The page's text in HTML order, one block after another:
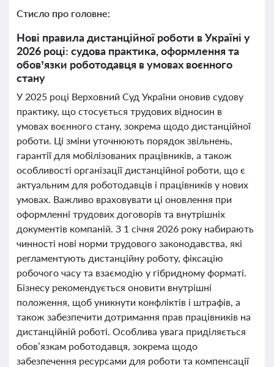
Стисло про головне:
Нові правила дистанційної роботи в Україні у
2026 році: судова практика, оформлення та
обов’язки роботодавця в умовах воєнного
стану
У 2025 році Верховний Суд України оновив судову
практику, що стосується трудових відносин в
умовах воєнного стану, зокрема щодо дистанційної
роботи. Ці зміни уточнюють порядок звільнень,
гарантії для мобілізованих працівників, а також
особливості організації дистанційної роботи, що є
актуальним для роботодавців і працівників у нових
умовах. Важливо враховувати ці оновлення при
оформленні трудових договорів та внутрішніх
документів компаній. З 1 січня 2026 року набирають
чинності нові норми трудового законодавства, які
регламентують дистанційну роботу, фіксацію
робочого часу та взаємодію у гібридному форматі.
Бізнесу рекомендується оновити внутрішні
положення, щоб уникнути конфліктів і штрафів, а
також забезпечити дотримання прав працівників на
дистанційній роботі. Особлива увага приділяється
обов’язкам роботодавця, зокрема щодо
забезпечення ресурсами для роботи та компенсації